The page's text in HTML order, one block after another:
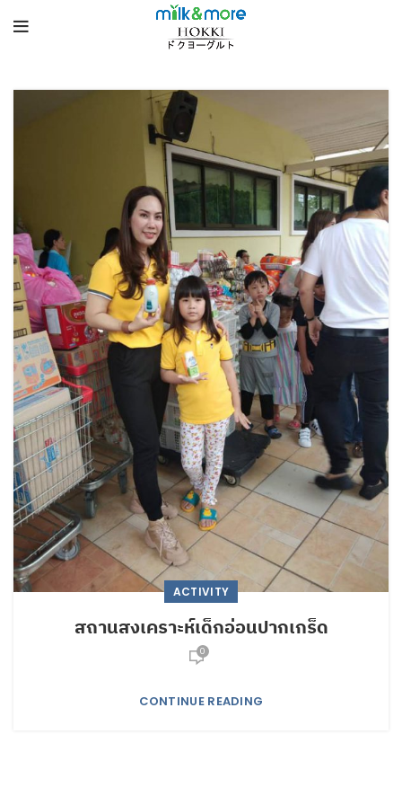
ACTIVITY
สถานสงเคราะห์เด็กอ่อนปากเกร็ด
0
CONTINUE READING